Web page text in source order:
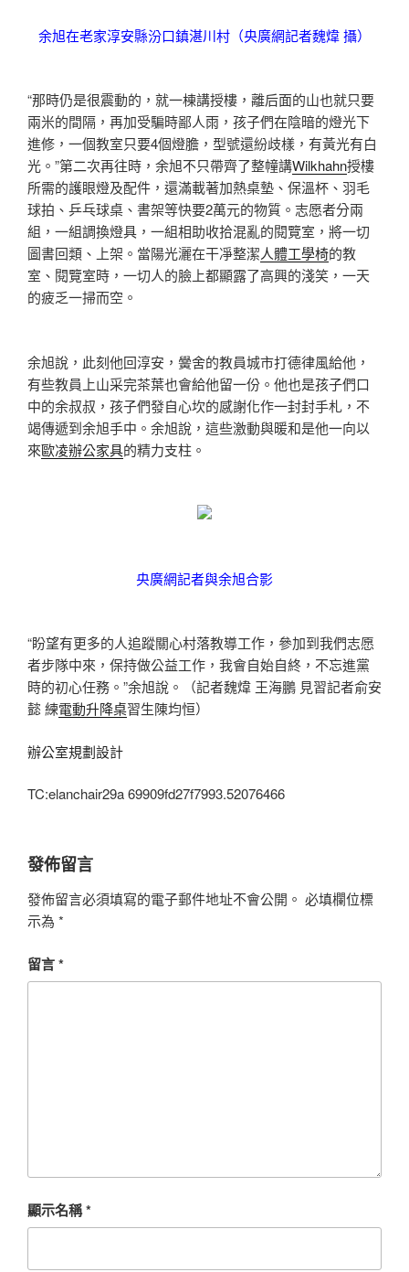
余旭在老家淳安縣汾口鎮湛川村（央廣網記者魏煒 攝）
“那時仍是很震動的，就一棟講授樓，離后面的山也就只要
兩米的間隔，再加受騙時鄙人雨，孩子們在陰暗的燈光下
進修，一個教室只要4個燈膽，型號還紛歧樣，有黃光有白
光。”第二次再往時，余旭不只帶齊了整幢講Wilkhahn授樓
所需的護眼燈及配件，還滿載著加熱桌墊、保溫杯、羽毛
球拍、乒乓球桌、書架等快要2萬元的物質。志愿者分兩
組，一組調換燈具，一組相助收拾混亂的閱覽室，將一切
圖書回類、上架。當陽光灑在干凈整潔人體工學椅的教
室、閱覽室時，一切人的臉上都顯露了高興的淺笑，一天
的疲乏一掃而空。
余旭說，此刻他回淳安，黌舍的教員城市打德律風給他，
有些教員上山采完茶葉也會給他留一份。他也是孩子們口
中的余叔叔，孩子們發自心坎的感謝化作一封封手札，不
竭傳遞到余旭手中。余旭說，這些激動與暖和是他一向以
來歐凌辦公家具的精力支柱。
央廣網記者與余旭合影
“盼望有更多的人追蹤關心村落教導工作，參加到我們志愿
者步隊中來，保持做公益工作，我會自始自終，不忘進黨
時的初心任務。”余旭說。（記者魏煒 王海鵬 見習記者俞安
懿 練電動升降桌習生陳均恒）
辦公室規劃設計
TC:elanchair29a 69909fd27f7993.52076466
發佈留言
發佈留言必須填寫的電子郵件地址不會公開。 必填欄位標
示為 *
留言*
顯示名稱*